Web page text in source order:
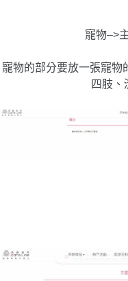
寵物–>
寵物的部分要放一張寵物
四肢、